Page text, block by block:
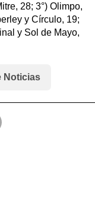
28; 3°) Olimpo,
y Círculo, 19;
y Sol de Mayo,
Noticias